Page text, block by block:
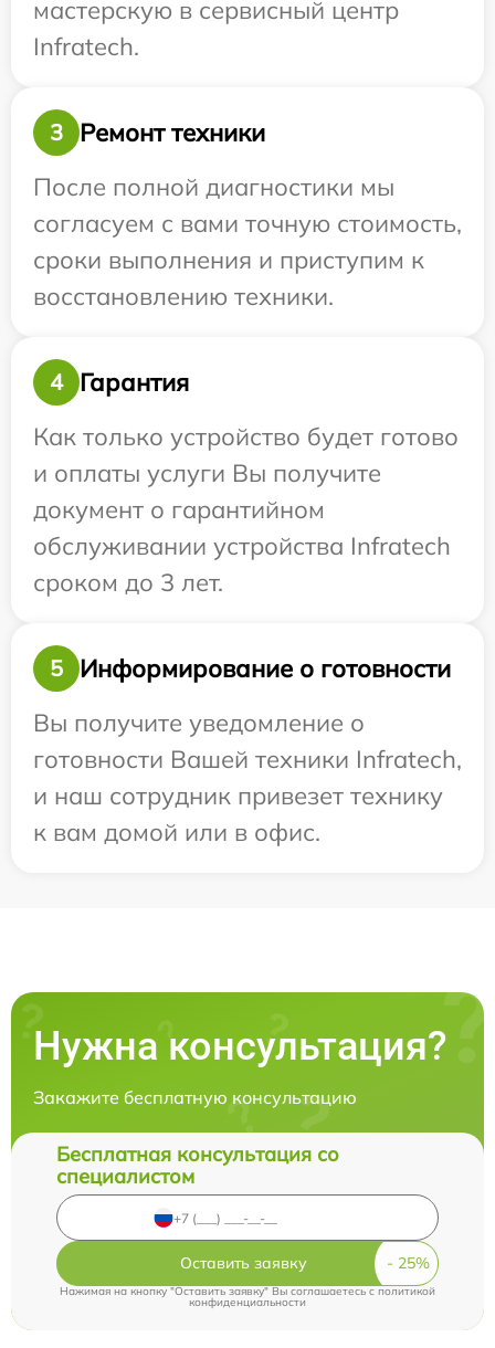
мастерскую в сервисный центр
Infratech.
3
Ремонт техники
После полной диагностики мы
согласуем с вами точную стоимость,
сроки выполнения и приступим к
восстановлению техники.
4
Гарантия
Как только устройство будет готово
и оплаты услуги Вы получите
документ о гарантийном
обслуживании устройства Infratech
сроком до 3 лет.
5
Информирование о готовности
Вы получите уведомление о
готовности Вашей техники Infratech,
и наш сотрудник привезет технику
к вам домой или в офис.
Нужна консультация?
Закажите бесплатную консультацию
Бесплатная консультация со
специалистом
Оставить заявку
Нажимая на кнопку "Оставить заявку" Вы соглашаетесь c политикой
конфиденциальности